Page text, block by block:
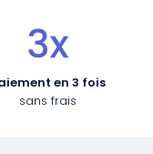
en 3 fois
sans frais